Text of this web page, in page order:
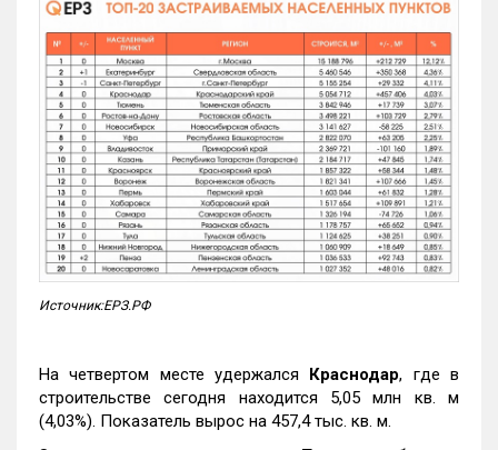
Источник:ЕРЗ.РФ
На четвертом месте удержался Краснодар, где в
строительстве сегодня находится 5,05 млн кв. м
(4,03%). Показатель вырос на 457,4 тыс. кв. м.